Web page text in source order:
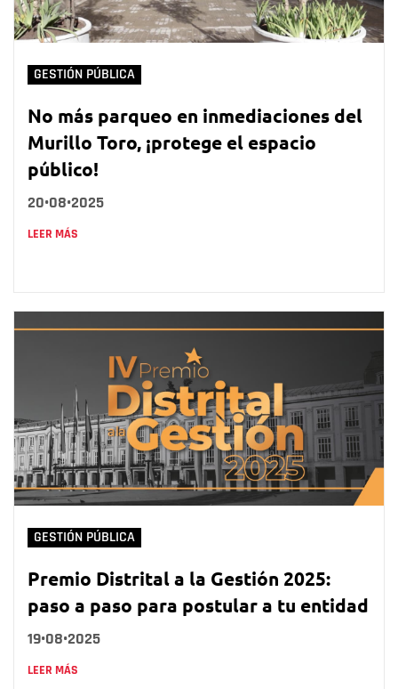
GESTIÓN PÚBLICA
No más parqueo en inmediaciones del
Murillo Toro, ¡protege el espacio
público!
20•08•2025
LEER MÁS
GESTIÓN PÚBLICA
Premio Distrital a la Gestión 2025:
paso a paso para postular a tu entidad
19•08•2025
LEER MÁS